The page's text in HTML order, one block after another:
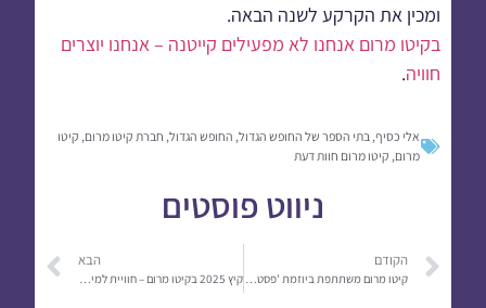
ומכין את הקרקע לשנה הבאה.
בקיטו מרום אנחנו לא מפעילים קייטנה – אנחנו יוצרים
חוויה.
אלי כסיף,בתי הספר של החופש הגדול, החופש הגדול, חברת קיטו מרום, קיטו
מרום, קיטו מרום חוות דעת
ניווט פוסטים
הקודם
קיטו מרום משתתפת ביוזמת 'פסטיבל הקרקס' של ביה"ס "אתגרי העתיד" – חריש
הבא
קיץ 2025 בקיטו מרום – חוויית למידה מתקדמת ומהנה